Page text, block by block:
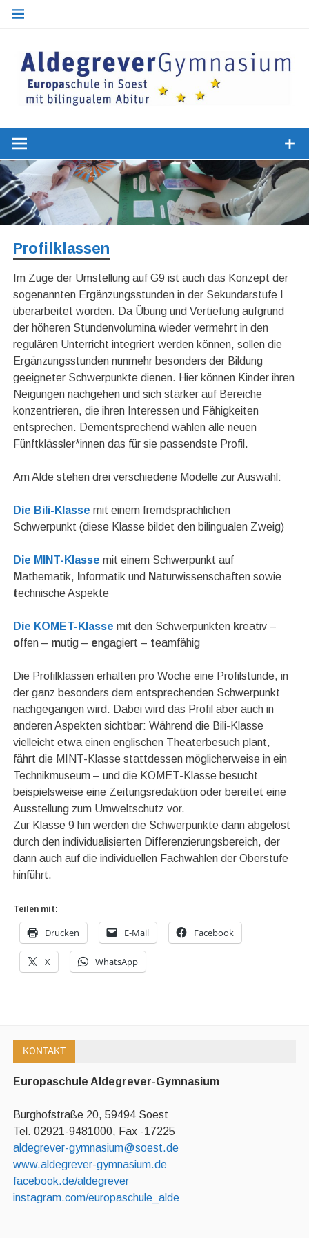
Zum
Profilklassen
Im Zuge der Umstellung auf G9 ist auch das Konzept der
sogenannten Ergänzungsstunden in der Sekundarstufe I
überarbeitet worden. Da Übung und Vertiefung aufgrund
der höheren Stundenvolumina wieder vermehrt in den
regulären Unterricht integriert werden können, sollen die
Ergänzungsstunden nunmehr besonders der Bildung
geeigneter Schwerpunkte dienen. Hier können Kinder ihren
Neigungen nachgehen und sich stärker auf Bereiche
konzentrieren, die ihren Interessen und Fähigkeiten
entsprechen. Dementsprechend wählen alle neuen
Fünftklässler*innen das für sie passendste Profil.
Am Alde stehen drei verschiedene Modelle zur Auswahl:
Die Bili-Klasse mit einem fremdsprachlichen
Schwerpunkt (diese Klasse bildet den bilingualen Zweig)
Die MINT-Klasse mit einem Schwerpunkt auf
Mathematik, Informatik und Naturwissenschaften sowie
technische Aspekte
Die KOMET-Klasse mit den Schwerpunkten kreativ –
offen – mutig – engagiert – teamfähig
Die Profilklassen erhalten pro Woche eine Profilstunde, in
der ganz besonders dem entsprechenden Schwerpunkt
nachgegangen wird. Dabei wird das Profil aber auch in
anderen Aspekten sichtbar: Während die Bili-Klasse
vielleicht etwa einen englischen Theaterbesuch plant,
fährt die MINT-Klasse stattdessen möglicherweise in ein
Technikmuseum – und die KOMET-Klasse besucht
beispielsweise eine Zeitungsredaktion oder bereitet eine
Ausstellung zum Umweltschutz vor.
Zur Klasse 9 hin werden die Schwerpunkte dann abgelöst
durch den individualisierten Differenzierungsbereich, der
dann auch auf die individuellen Fachwahlen der Oberstufe
hinführt.
Teilen mit:
Drucken E-Mail Facebook
X WhatsApp
KONTAKT
Europaschule Aldegrever-Gymnasium
Burghofstraße 20, 59494 Soest
Tel. 02921-9481000, Fax -17225
aldegrever-gymnasium@soest.de
www.aldegrever-gymnasium.de
facebook.de/aldegrever
instagram.com/europaschule_alde